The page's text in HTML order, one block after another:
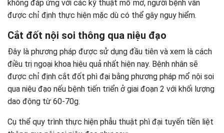
không đáp ứng với các kỹ thuật mổ mở, người bệnh vẫn
được chỉ định thực hiện mặc dù có thể gây nguy hiểm.
Cắt đốt nội soi thông qua niệu đạo
Đây là phương pháp được sử dụng đầu tiên và xem là cách
điều trị ngoại khoa hiệu quả nhất hiện nay. Bệnh nhân sẽ
được chỉ định cắt đốt phì đại bằng phương pháp mổ nội soi
qua niệu đạo nếu bệnh tiến triển ở giai đoạn 2 với khối lượng
dao động từ 60-70g.
Cụ thể quy trình thực hiện phẫu thuật phì đại tuyến tiền liệt